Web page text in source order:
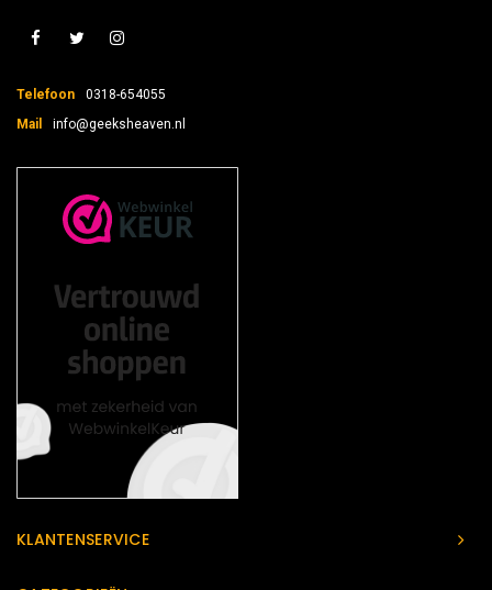
Telefoon
0318-654055
Mail
info@geeksheaven.nl
KLANTENSERVICE